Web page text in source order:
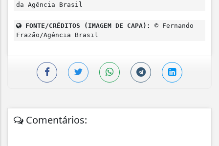
da Agência Brasil
FONTE/CRÉDITOS (IMAGEM DE CAPA):
© Fernando
Frazão/Agência Brasil
Comentários: